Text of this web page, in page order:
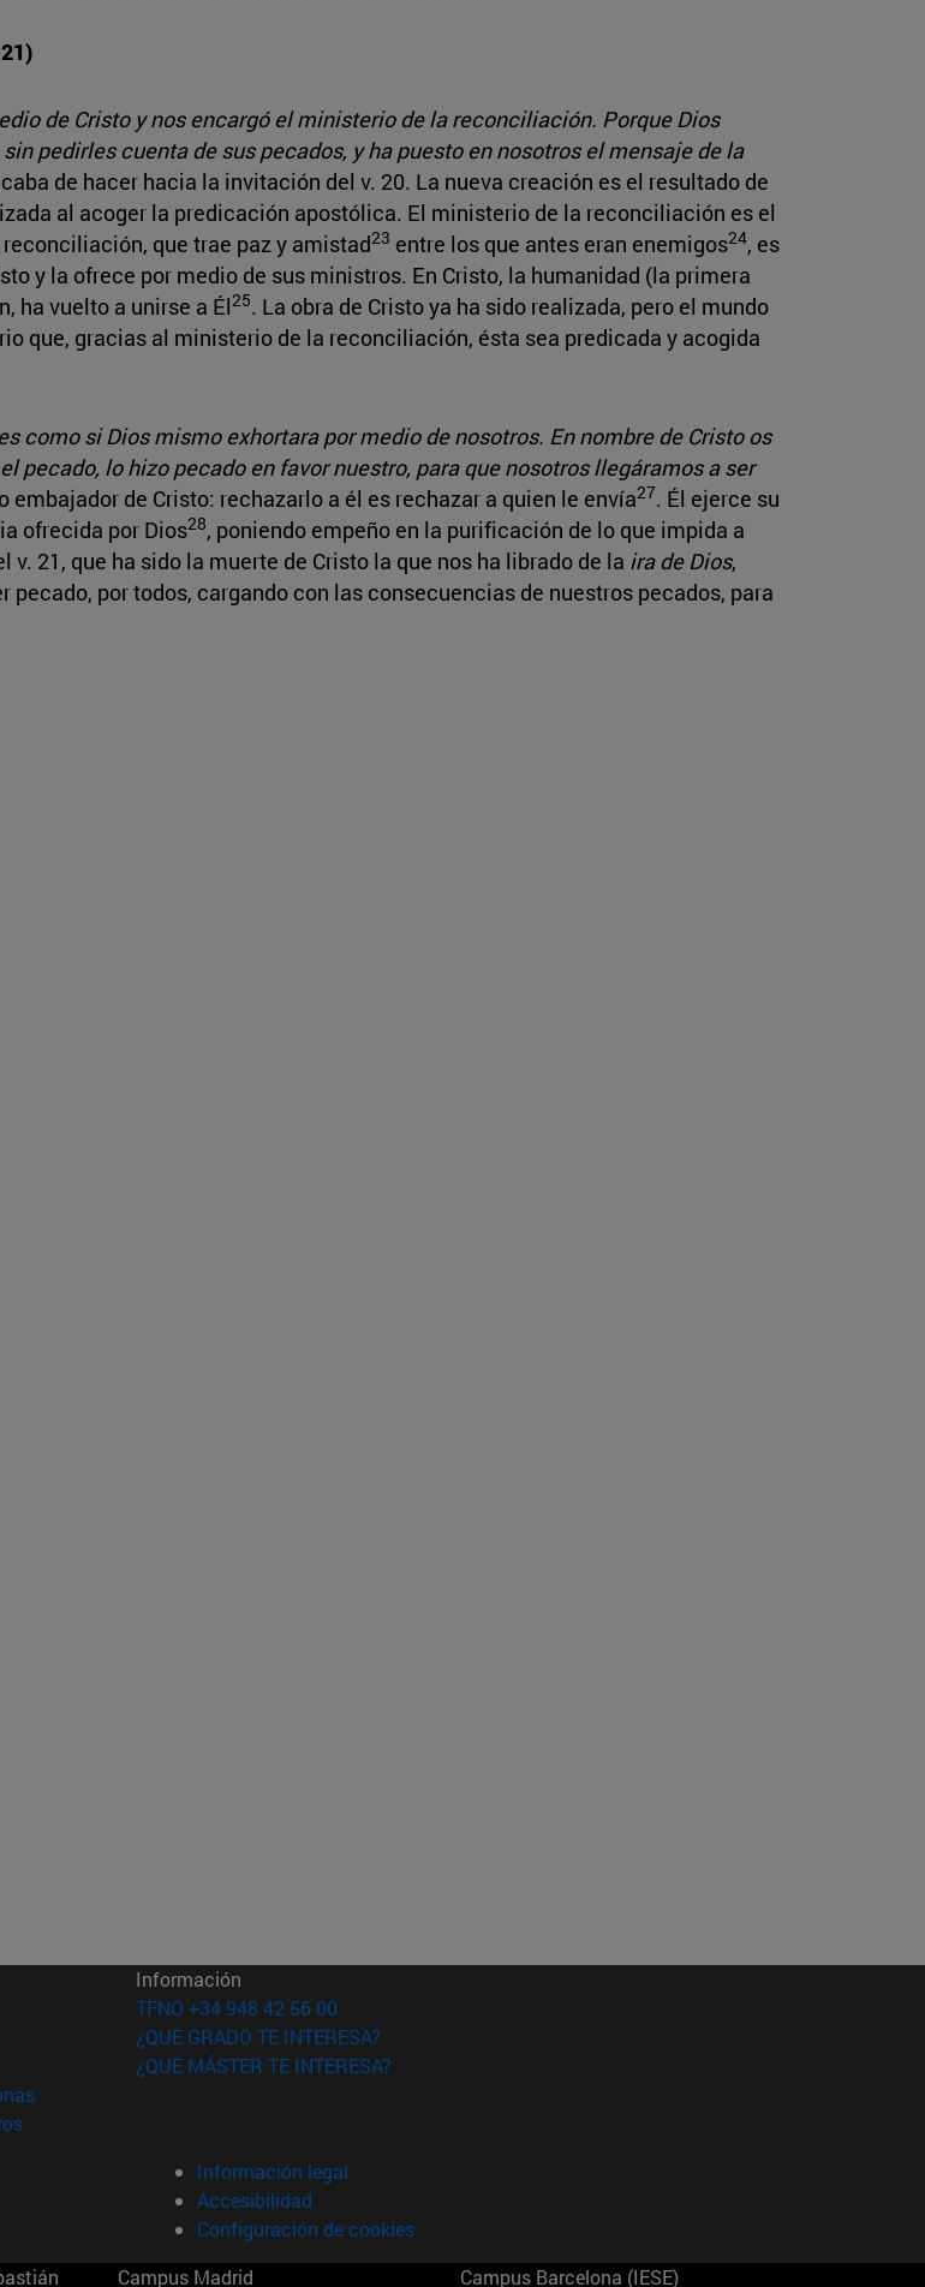
de Cristo y nos encargó el ministerio de la reconciliación. Porque Dios
pedirles cuenta de sus pecados, y ha puesto en nosotros el mensaje de la
de hacer hacia la invitación del v. 20. La nueva creación es el resultado de
al acoger la predicación apostólica. El ministerio de la reconciliación es el
reconciliación, que trae paz y amistad23 entre los que antes eran enemigos24, es
y la ofrece por medio de sus ministros. En Cristo, la humanidad (la primera
ha vuelto a unirse a Él25. La obra de Cristo ya ha sido realizada, pero el mundo
que, gracias al ministerio de la reconciliación, ésta sea predicada y acogida
como si Dios mismo exhortara por medio de nosotros. En nombre de Cristo os
pecado, lo hizo pecado en favor nuestro, para que nosotros llegáramos a ser
embajador de Cristo: rechazarlo a él es rechazar a quien le envía27. Él ejerce su
ofrecida por Dios28, poniendo empeño en la purificación de lo que impida a
v. 21, que ha sido la muerte de Cristo la que nos ha librado de la ira de Dios,
pecado, por todos, cargando con las consecuencias de nuestros pecados, para
nueva ventana)
ventana)
en nueva ventana)
(abre en nueva ventana)
(abre en nueva ventana)
Información
TFNO +34 948 42 56 00
¿QUÉ GRADO TE INTERESA?
¿QUÉ MÁSTER TE INTERESA?
Información legal
Accesibilidad
Configuración de cookies
Campus Madrid Campus Barcelona (IESE)